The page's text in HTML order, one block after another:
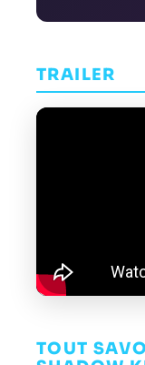
TRAILER
TOUT